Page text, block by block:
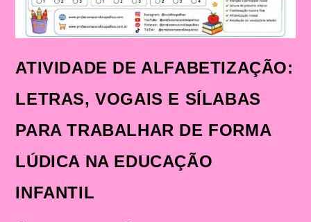
ATIVIDADE DE ALFABETIZAÇÃO:
LETRAS, VOGAIS E SÍLABAS
PARA TRABALHAR DE FORMA
LÚDICA NA EDUCAÇÃO
INFANTIL